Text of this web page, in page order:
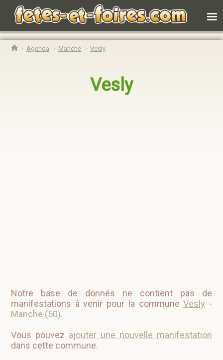
Agenda Manche Vesly
Vesly
Notre base de donnés ne contient pas de
manifestations à venir pour la communeVesly -
Manche (50).
Vous pouvez ajouter une nouvelle manifestation
dans cette commune.